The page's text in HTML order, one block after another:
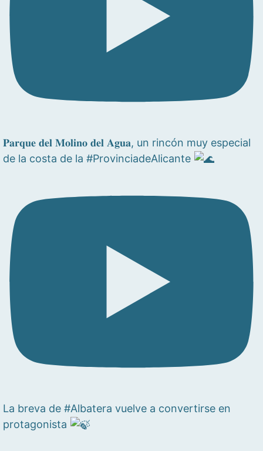
𝐏𝐚𝐫𝐪𝐮𝐞 𝐝𝐞𝐥 𝐌𝐨𝐥𝐢𝐧𝐨 𝐝𝐞𝐥 𝐀𝐠𝐮𝐚, un rincón muy especial
de la costa de la #ProvinciadeAlicante
La breva de #Albatera vuelve a convertirse en
protagonista